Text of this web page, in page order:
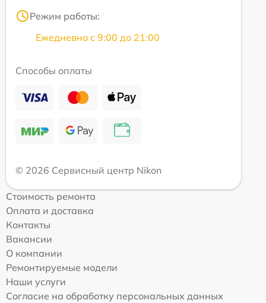
Режим работы:
Ежедневно с 9:00 до 21:00
Способы оплаты
© 2026 Сервисный центр Nikon
Стоимость ремонта
Оплата и доставка
Контакты
Вакансии
О компании
Ремонтируемые модели
Наши услуги
Согласие на обработку персональных данных